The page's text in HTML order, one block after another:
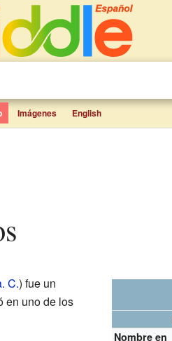
Imágenes English
Nombre en
C.) fue un
en uno de los